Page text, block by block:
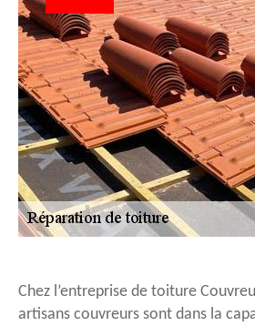
Chez l’entreprise de toiture
artisans couvreurs sont dans la